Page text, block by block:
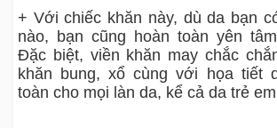
+ Với chiếc khăn này, dù da bạn
nào, bạn cũng hoàn toàn yên
Đặc biệt, viền khăn may chắc
khăn bung, xổ cùng với họa tiết
toàn cho mọi làn da, kể cả da trẻ